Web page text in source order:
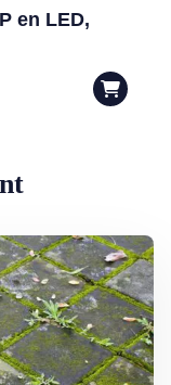
en LED,
bestrijden